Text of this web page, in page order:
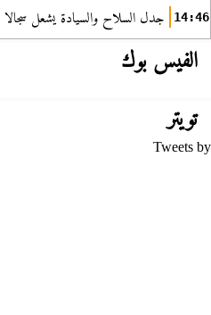
14:46 جدل السلاح والسيادة يشعل سجالا
الفيس بوك
تويتر
Tweets by